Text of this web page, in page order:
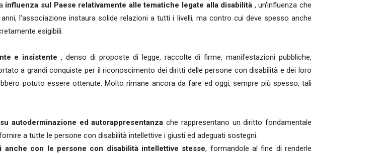
influenza sul Paese relativamente alle tematiche legate alla disabilità , un'influenza che
l'associazione instaura solide relazioni a tutti i livelli, ma contro cui deve spesso anche
esigibili.
e insistente , denso di proposte di legge, raccolte di firme, manifestazioni pubbliche,
a grandi conquiste per il riconoscimento dei diritti delle persone con disabilità e dei loro
potuto essere ottenute. Molto rimane ancora da fare ed oggi, sempre più spesso, tali
autoderminazione ed autorappresentanza che rappresentano un diritto fondamentale
a tutte le persone con disabilità intellettive i giusti ed adeguati sostegni.
anche con le persone con disabilità intellettive stesse, formandole al fine di renderle